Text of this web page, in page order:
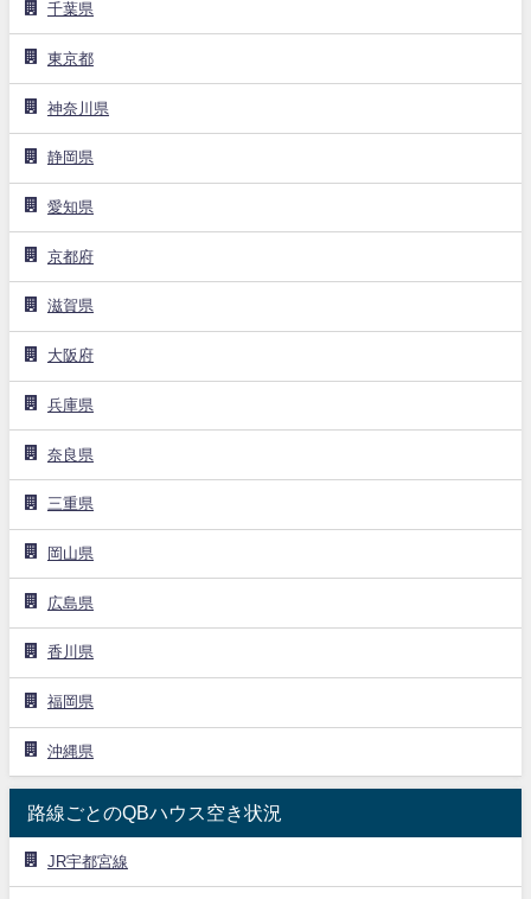
千葉県
東京都
神奈川県
静岡県
愛知県
京都府
滋賀県
大阪府
兵庫県
奈良県
三重県
岡山県
広島県
香川県
福岡県
沖縄県
路線ごとのQBハウス空き状況
JR宇都宮線